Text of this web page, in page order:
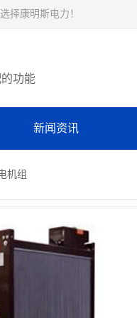
择康明斯电力！
功能
新闻资讯
机组